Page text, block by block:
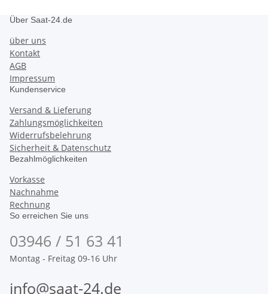
Über Saat-24.de
über uns
Kontakt
AGB
Impressum
Kundenservice
Versand & Lieferung
Zahlungsmöglichkeiten
Widerrufsbelehrung
Sicherheit & Datenschutz
Bezahlmöglichkeiten
Vorkasse
Nachnahme
Rechnung
So erreichen Sie uns
03946 / 51 63 41
Montag - Freitag 09-16 Uhr
info@saat-24.de